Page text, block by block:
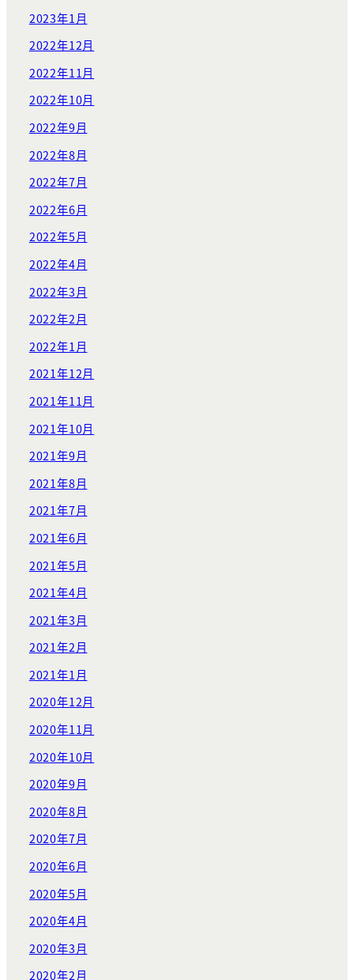
2023年1月
2022年12月
2022年11月
2022年10月
2022年9月
2022年8月
2022年7月
2022年6月
2022年5月
2022年4月
2022年3月
2022年2月
2022年1月
2021年12月
2021年11月
2021年10月
2021年9月
2021年8月
2021年7月
2021年6月
2021年5月
2021年4月
2021年3月
2021年2月
2021年1月
2020年12月
2020年11月
2020年10月
2020年9月
2020年8月
2020年7月
2020年6月
2020年5月
2020年4月
2020年3月
2020年2月